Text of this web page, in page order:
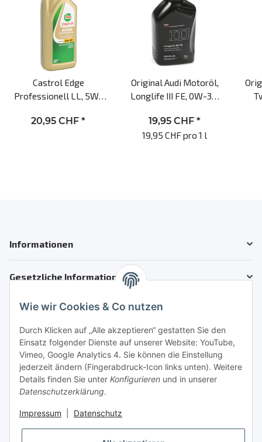
Castrol Edge
Professionell LL, 5W-
20,95 CHF *
Original Audi Motoröl,
Longlife III FE, 0W-30,
VW 507 00
19,95 CHF *
19,95 CHF pro 1 l
Informationen
Gesetzliche Informationen
Kundenservice
Telefon: +41 71 554 2740
Email: info@auto-motoroele-schweiz.ch
Sie benötigen Hilfe?
Sicher Einkaufen
Wie wir Cookies & Co nutzen
Durch Klicken auf „Alle akzeptieren“ gestatten Sie den
Einsatz folgender Dienste auf unserer Website: YouTube,
Vimeo, Google Analytics 4. Sie können die Einstellung
jederzeit ändern (Fingerabdruck-Icon links unten). Weitere
Details finden Sie unter Konfigurieren und in unserer
Datenschutzerklärung.
Impressum Datenschutz